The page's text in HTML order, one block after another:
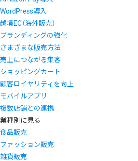
WordPress導入
越境EC（海外販売）
ブランディングの強化
さまざまな販売方法
売上につながる集客
ショッピングカート
顧客ロイヤリティを向上
モバイルアプリ
複数店舗との連携
業種別に見る
食品販売
ファッション販売
雑貨販売